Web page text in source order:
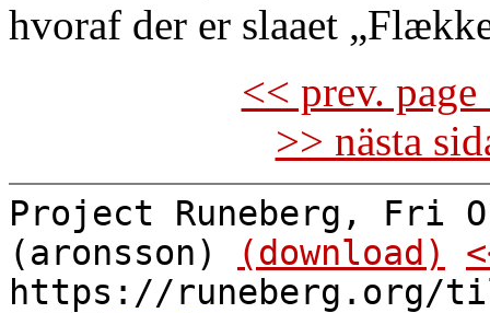
hvoraf der er slaaet
<< prev.
>> nästa
Project Runeberg, Fri
(aronsson)
(download)
https://runeberg.org/